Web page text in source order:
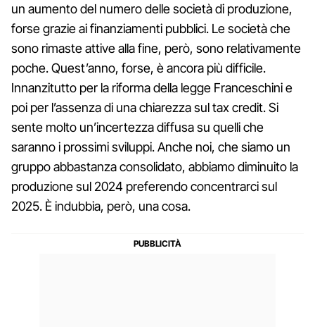
un aumento del numero delle società di produzione,
forse grazie ai finanziamenti pubblici. Le società che
sono rimaste attive alla fine, però, sono relativamente
poche. Quest’anno, forse, è ancora più difficile.
Innanzitutto per la riforma della legge Franceschini e
poi per l’assenza di una chiarezza sul tax credit. Si
sente molto un’incertezza diffusa su quelli che
saranno i prossimi sviluppi. Anche noi, che siamo un
gruppo abbastanza consolidato, abbiamo diminuito la
produzione sul 2024 preferendo concentrarci sul
2025. È indubbia, però, una cosa.